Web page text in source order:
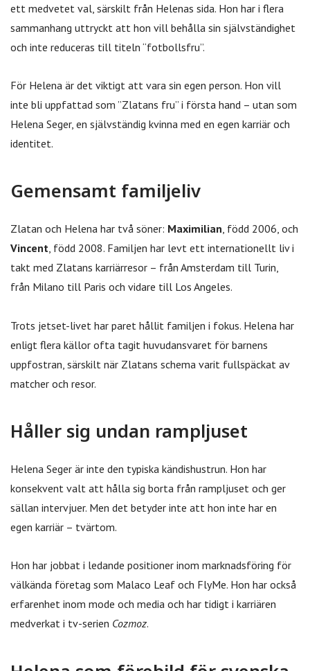
ett medvetet val, särskilt från Helenas sida. Hon har i flera
sammanhang uttryckt att hon vill behålla sin självständighet
och inte reduceras till titeln “fotbollsfru”.
För Helena är det viktigt att vara sin egen person. Hon vill
inte bli uppfattad som ”Zlatans fru” i första hand – utan som
Helena Seger, en självständig kvinna med en egen karriär och
identitet.
Gemensamt familjeliv
Zlatan och Helena har två söner: Maximilian, född 2006, och
Vincent, född 2008. Familjen har levt ett internationellt liv i
takt med Zlatans karriärresor – från Amsterdam till Turin,
från Milano till Paris och vidare till Los Angeles.
Trots jetset-livet har paret hållit familjen i fokus. Helena har
enligt flera källor ofta tagit huvudansvaret för barnens
uppfostran, särskilt när Zlatans schema varit fullspäckat av
matcher och resor.
Håller sig undan rampljuset
Helena Seger är inte den typiska kändishustrun. Hon har
konsekvent valt att hålla sig borta från rampljuset och ger
sällan intervjuer. Men det betyder inte att hon inte har en
egen karriär – tvärtom.
Hon har jobbat i ledande positioner inom marknadsföring för
välkända företag som Malaco Leaf och FlyMe. Hon har också
erfarenhet inom mode och media och har tidigt i karriären
medverkat i tv-serien Cozmoz.